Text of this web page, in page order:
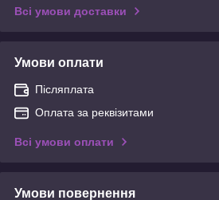
Всі умови доставки
Умови оплати
Післяплата
Оплата за реквізитами
Всі умови оплати
Умови повернення